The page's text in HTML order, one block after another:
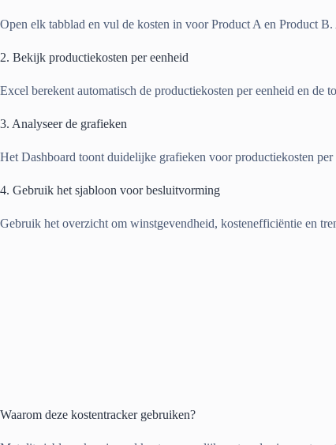
Open elk tabblad en vul de kosten in voor Product A en Product
2. Bekijk productiekosten per eenheid
Excel berekent automatisch de productiekosten per eenheid en de
3. Analyseer de grafieken
Het Dashboard toont duidelijke grafieken voor productiekosten per
4. Gebruik het sjabloon voor besluitvorming
Gebruik het overzicht om winstgevendheid, kostenefficiëntie en
Waarom deze kostentracker gebruiken?